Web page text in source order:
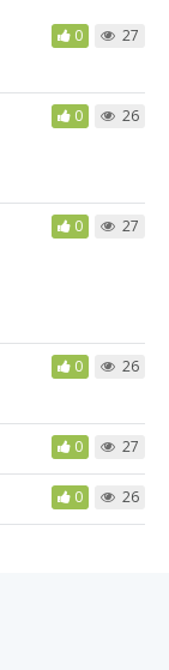
0 27
0 26
0 27
0 26
0 27
0 26